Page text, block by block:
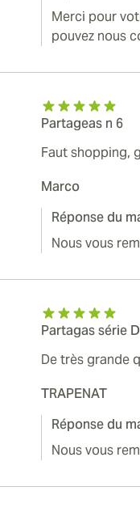
Merci pour
pouvez nous
Partageas n 6
Faut shopping,
Marco
Réponse du
Nous vous
Partagas série D
De très grande
TRAPENAT
Réponse du
Nous vous